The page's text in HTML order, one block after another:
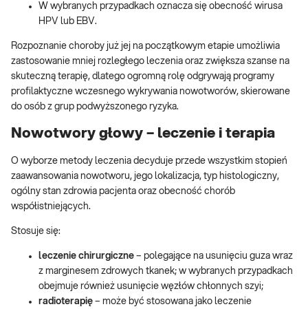
W wybranych przypadkach oznacza się obecność wirusa
HPV lub EBV.
Rozpoznanie choroby już jej na początkowym etapie umożliwia
zastosowanie mniej rozległego leczenia oraz zwiększa szanse na
skuteczną terapię, dlatego ogromną rolę odgrywają programy
profilaktyczne wczesnego wykrywania nowotworów, skierowane
do osób z grup podwyższonego ryzyka.
Nowotwory głowy – leczenie i terapia
O wyborze metody leczenia decyduje przede wszystkim stopień
zaawansowania nowotworu, jego lokalizacja, typ histologiczny,
ogólny stan zdrowia pacjenta oraz obecność chorób
współistniejących.
Stosuje się:
leczenie chirurgiczne – polegające na usunięciu guza wraz
z marginesem zdrowych tkanek; w wybranych przypadkach
obejmuje również usunięcie węzłów chłonnych szyi;
radioterapię – może być stosowana jako leczenie